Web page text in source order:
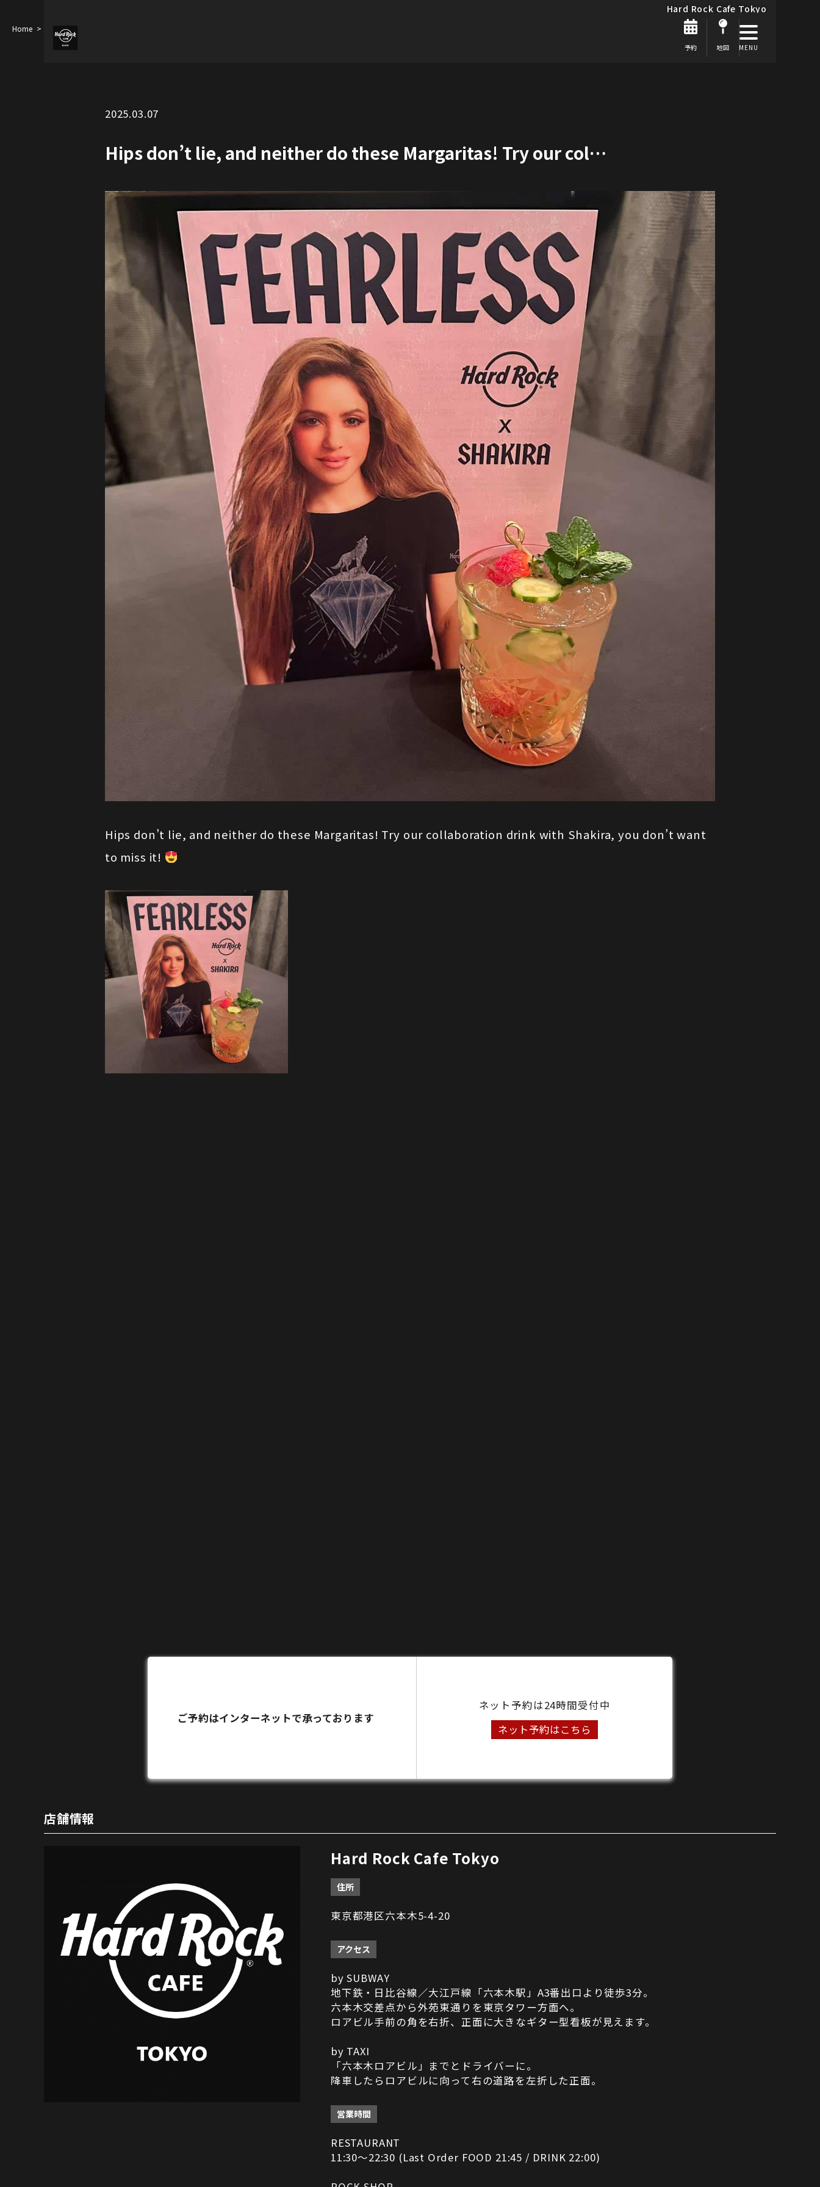
Hard Rock Cafe Tokyo
予約 地図
Home Hips don’t lie, and neither do these Margaritas! Try our col…
2025.03.07
Hips don’t lie, and neither do these Margaritas! Try our col…
Hips don’t lie, and neither do these Margaritas! Try our collaboration drink with Shakira, you don’t want
to miss it!
ご予約はインターネットで承っております
ネット予約は24時間受付中
ネット予約はこちら
店舗情報
Hard Rock Cafe Tokyo
住所
東京都港区六本木5-4-20
アクセス
by SUBWAY
地下鉄・日比谷線／大江戸線「六本木駅」A3番出口より徒歩3分。
六本木交差点から外苑東通りを東京タワー方面へ。
ロアビル手前の角を右折、正面に大きなギター型看板が見えます。
by TAXI
「六本木ロアビル」までとドライバーに。
降車したらロアビルに向って右の道路を左折した正面。
営業時間
RESTAURANT
11:30～22:30 (Last Order FOOD 21:45 / DRINK 22:00)